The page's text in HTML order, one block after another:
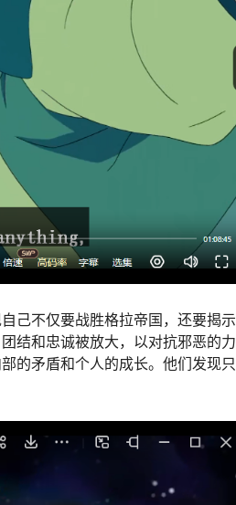
己不仅要战胜格拉帝国，还要揭示
结和忠诚被放大，以对抗邪恶的力
的矛盾和个人的成长。他们发现只